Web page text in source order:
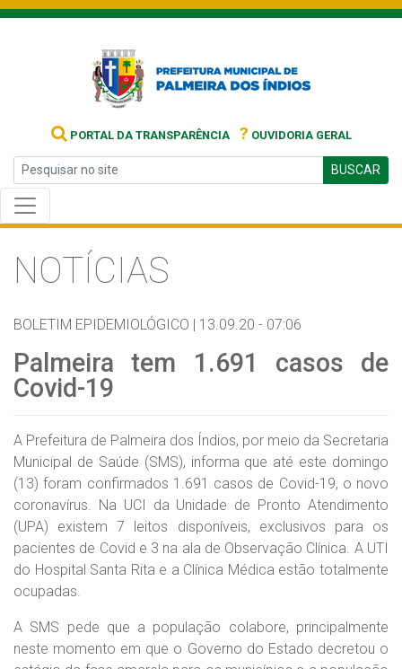
PORTAL DA TRANSPARÊNCIA ? OUVIDORIA GERAL
BUSCAR
NOTÍCIAS
BOLETIM EPIDEMIOLÓGICO | 13.09.20 - 07:06
Palmeira tem 1.691 casos de
Covid-19
A Prefeitura de Palmeira dos Índios, por meio da Secretaria
Municipal de Saúde (SMS), informa que até este domingo
(13) foram confirmados 1.691 casos de Covid-19, o novo
coronavírus. Na UCI da Unidade de Pronto Atendimento
(UPA) existem 7 leitos disponíveis, exclusivos para os
pacientes de Covid e 3 na ala de Observação Clínica. A UTI
do Hospital Santa Rita e a Clínica Médica estão totalmente
ocupadas.
A SMS pede que a população colabore, principalmente
neste momento em que o Governo do Estado decretou o